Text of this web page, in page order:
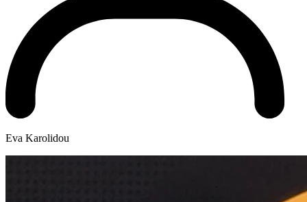
Eva Karolidou